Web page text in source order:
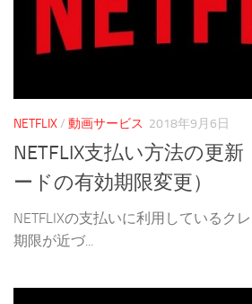
NETFLIX/ 動画サービス 2018年9月6日
NETFLIX支払い方法の更
ードの有効期限変更）
NETFLIXの支払いに利用しているク
期限が近づ...